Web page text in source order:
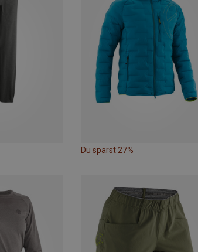
Du sparst 27%